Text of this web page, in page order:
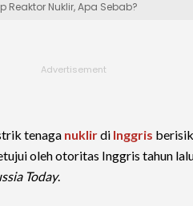
Reaktor Nuklir, Apa Sebab?
tenaga nuklirdi Inggris
oleh otoritas Inggris tahun
Today.